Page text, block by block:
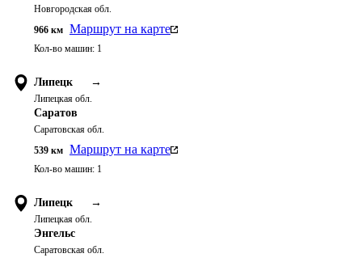
Новгородская обл.
966 км Маршрут на карте
Кол-во машин: 1
Липецк →
Липецкая обл.
Саратов
Саратовская обл.
539 км Маршрут на карте
Кол-во машин: 1
Липецк →
Липецкая обл.
Энгельс
Саратовская обл.